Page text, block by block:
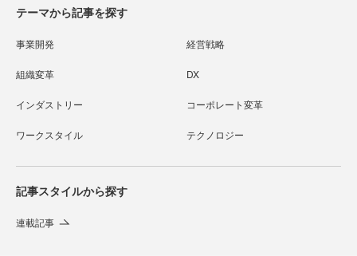
テーマから記事を探す
事業開発 経営戦略
組織変革 DX
インダストリー コーポレート変革
ワークスタイル テクノロジー
記事スタイルから探す
連載記事